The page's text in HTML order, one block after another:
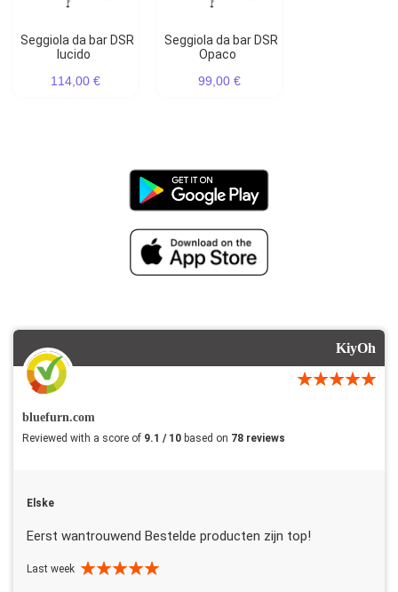
Seggiola da bar DSR
lucido
114,00 €
Seggiola da bar DSR
Opaco
99,00 €
KiyOh
bluefurn.com
Reviewed with a score of 9.1 / 10 based on 78 reviews
Elske
Eerst wantrouwend Bestelde producten zijn top!
Last week